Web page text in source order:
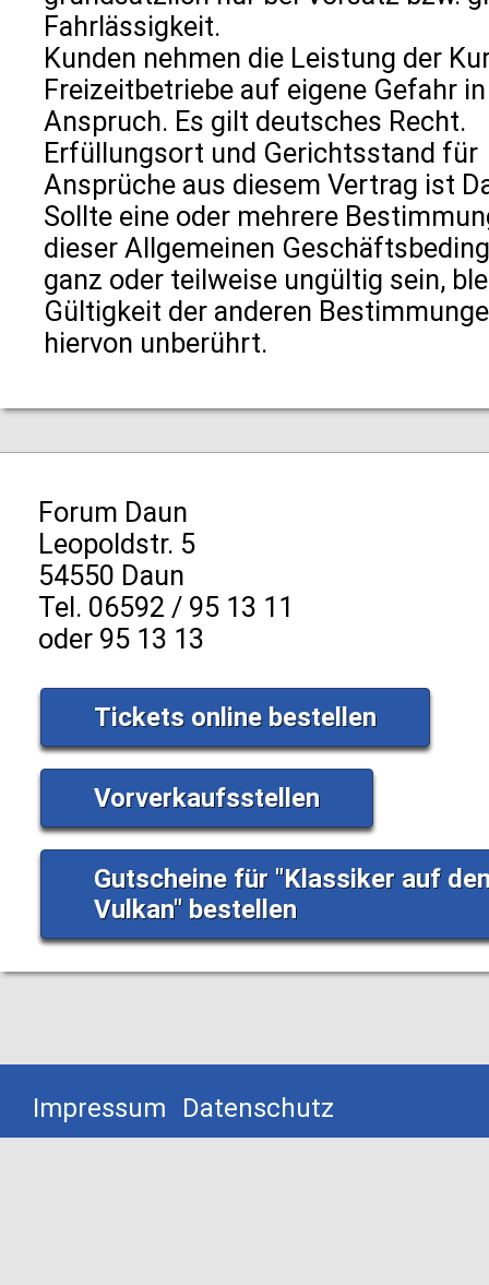
Fahrlässigkeit.
Kunden nehmen die Leistung der
Freizeitbetriebe auf eigene Gefahr in
Anspruch. Es gilt deutsches Recht.
Erfüllungsort und Gerichtsstand für
Ansprüche aus diesem Vertrag ist
Sollte eine oder mehrere
dieser Allgemeinen
ganz oder teilweise ungültig sein,
Gültigkeit der anderen
hiervon unberührt.
Forum Daun
Leopoldstr. 5
54550 Daun
Tel. 06592 / 95 13 11
oder 95 13 13
Tickets online bestellen
Vorverkaufsstellen
Gutscheine für "Klassiker auf
Vulkan" bestellen
Impressum Datenschutz